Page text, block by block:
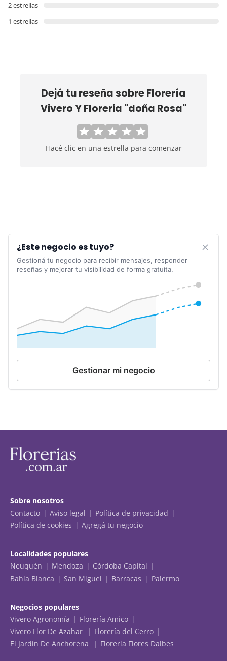
2 estrellas
1 estrellas
Dejá tu reseña sobreFlorería
Vivero Y Floreria "doña Rosa"
Hacé clic en una estrella para comenzar
¿Este negocio es tuyo?
Gestioná tu negocio para recibir mensajes, responder
reseñas y mejorar tu visibilidad de forma gratuita.
Gestionar mi negocio
Sobre nosotros
Contacto
Aviso legal
Política de privacidad
Política de cookies
Agregá tu negocio
Localidades populares
Neuquén
Mendoza
Córdoba Capital
Bahía Blanca
San Miguel Barracas Palermo
Negocios populares
Vivero Agronomía
Florería Amico
Vivero Flor De Azahar
Florería del Cerro
El Jardín De Anchorena
Florería Flores Dalbes